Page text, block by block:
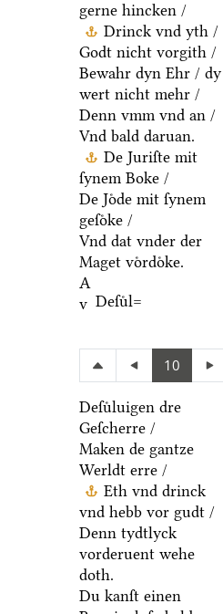
gerne hincken /
Drinck vnd yth /
Godt nicht vorgith /
Bewahr dyn Ehr / dy
wert nicht mehr /
Denn vmm vnd an /
Vnd bald daruan.
De Juriſte mit
ſynem Boke /
De Joͤde mit ſynem
geſoͤke /
Vnd dat vnder der
Maget voͤrdoͤke.
A
v Deſuͤl=
10
Deſuͤluigen dre
Geſcherre /
Maken de gantze
Werldt erre /
Eth vnd drinck
vnd hebb vor gudt /
Denn tydtlyck
vorderuent wehe
doth.
Du kanſt einen